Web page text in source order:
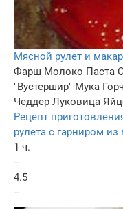
Мясной рулет и
Фарш Молоко Паста
"Вустершир" Мука
Чеддер Луковица
Рецепт
рулета с гарниром
1 ч.
–
4.5
–